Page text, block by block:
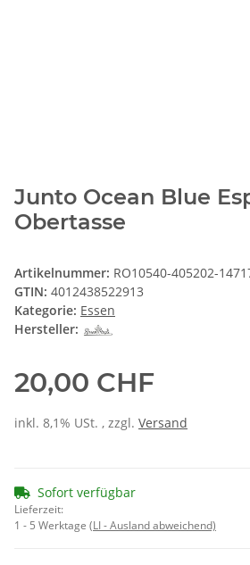
Junto Ocean Blue
Obertasse
Artikelnummer: RO10540-405202-
GTIN: 4012438522913
Kategorie: Essen
Hersteller:
20,00 CHF
inkl. 8,1% USt. , zzgl. Versand
Sofort verfügbar
Lieferzeit:
1 - 5 Werktage (LI - Ausland abweichend)